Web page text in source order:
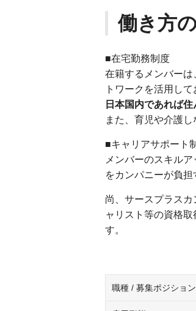
働き方
■在宅勤務制度
在籍するメンバー
トワークを活用し
日本国内であれば
また、育児や介護
■キャリアサポート
メンバーのスキル
をカンパニーが負担
尚、サースプラス
ャリスト等の資格
す。
職種 / 募集ポジション